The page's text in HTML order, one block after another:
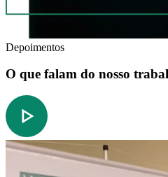
Depoimentos
O que falam do nosso